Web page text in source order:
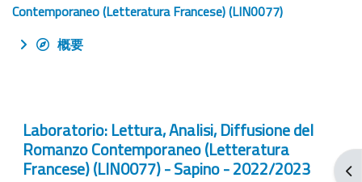
打
Contemporaneo (Letteratura Francese) (LIN0077)
概要
Laboratorio: Lettura, Analisi, Diffusione del
Romanzo Contemporaneo (Letteratura
Francese) (LIN0077) - Sapino - 2022/2023